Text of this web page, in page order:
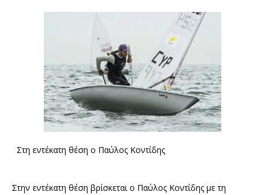
Στη εντέκατη θέση ο Παύλος Κοντίδης
Στην εντέκατη θέση βρίσκεται ο Παύλος Κοντίδης με τη